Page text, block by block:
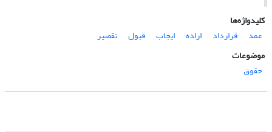
کلیدواژه‌ها
عمد
قرارداد اراده ایجاب قبول
تقصیر
موضوعات
حقوق